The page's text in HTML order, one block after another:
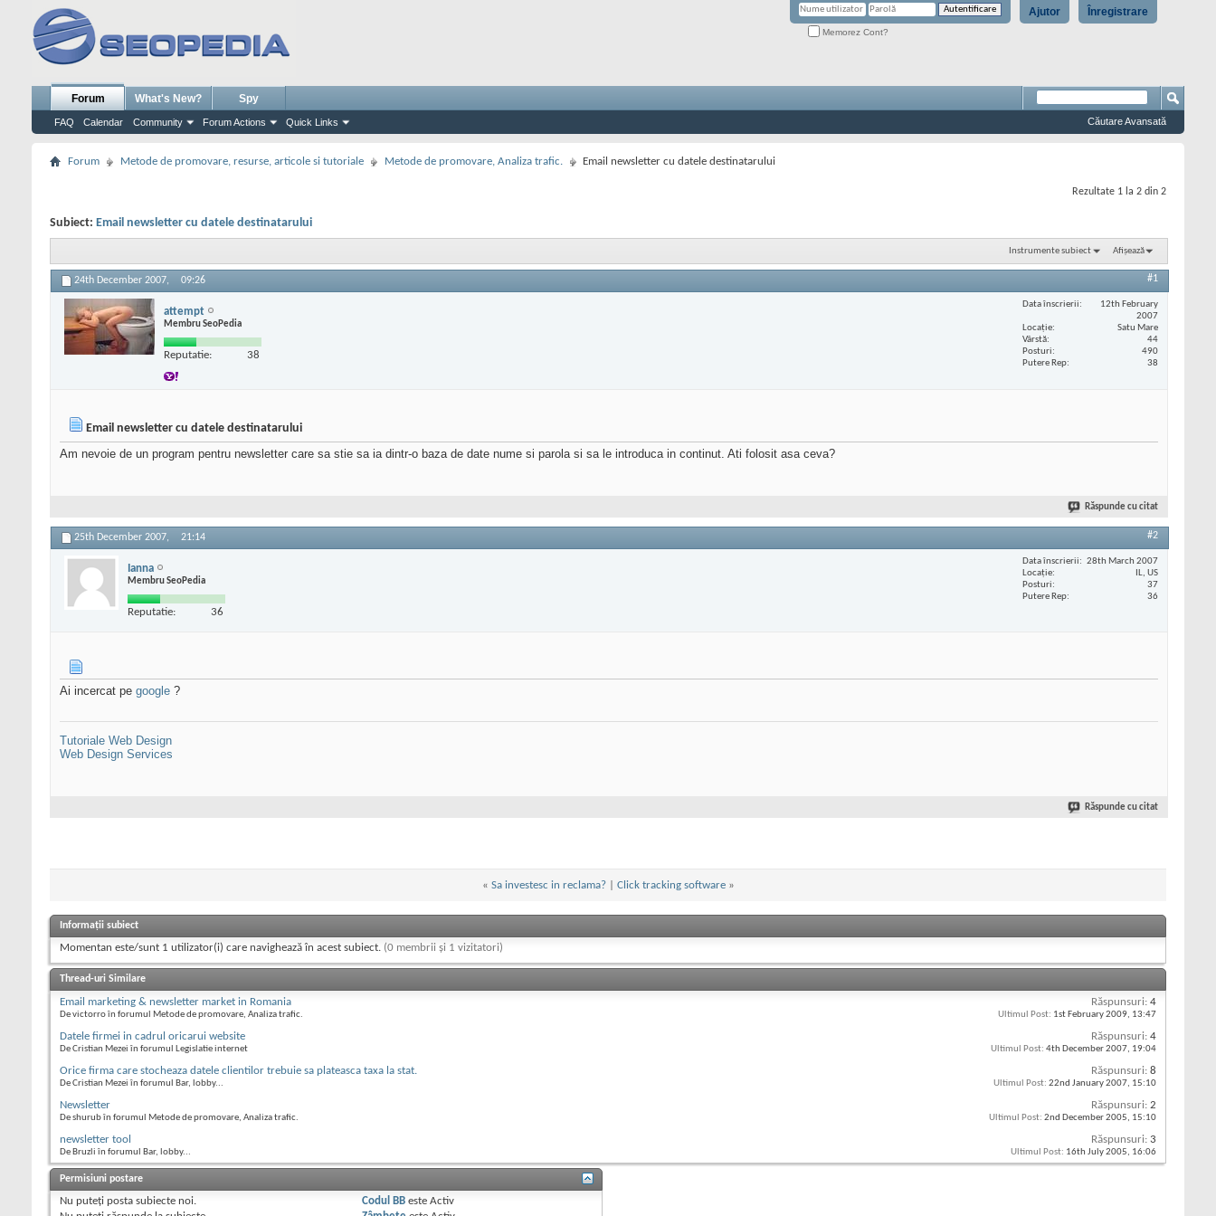
Înregistrare
Ajutor
Memorez Cont?
Forum
FAQ Calendar Community Forum Actions Quick Links
What's New? Spy
Căutare Avansată
Forum Metode de promovare, resurse, articole si tutoriale Metode de promovare, Analiza trafic. Email newsletter cu datele destinatarului
Rezultate 1 la 2 din 2
Subiect: Email newsletter cu datele destinatarului
Instrumente subiect Afișează
24th December 2007, 09:26 #1
attempt
Membru SeoPedia
Reputatie: 38
Data înscrierii
12th February
2007
Locaţie
Satu Mare
Vârstă
44
Posturi
490
Putere Rep
38
Email newsletter cu datele destinatarului
Am nevoie de un program pentru newsletter care sa stie sa ia dintr-o baza de date nume si parola si sa le introduca in continut. Ati folosit asa ceva?
Răspunde cu citat
25th December 2007, 21:14 #2
Ianna
Membru SeoPedia
Reputatie: 36
Data înscrierii
28th March 2007
Locaţie
IL, US
Posturi
37
Putere Rep
36
Ai incercat pe google ?
Tutoriale Web Design
Web Design Services
Răspunde cu citat
« Sa investesc in reclama?| Click tracking software »
Informații subiect
Momentan este/sunt 1 utilizator(i) care navighează în acest subiect. (0 membrii și 1 vizitatori)
Thread-uri Similare
Email marketing & newsletter market in Romania
De victorro în forumul Metode de promovare, Analiza trafic.
Răspunsuri: 4
Ultimul Post: 1st February 2009, 13:47
Datele firmei in cadrul oricarui website
De Cristian Mezei în forumul Legislatie internet
Răspunsuri: 4
Ultimul Post: 4th December 2007, 19:04
Orice firma care stocheaza datele clientilor trebuie sa plateasca taxa la stat.
De Cristian Mezei în forumul Bar, lobby...
Răspunsuri: 8
Ultimul Post: 22nd January 2007, 15:10
Newsletter
De shurub în forumul Metode de promovare, Analiza trafic.
Răspunsuri: 2
Ultimul Post: 2nd December 2005, 15:10
newsletter tool
De Bruzli în forumul Bar, lobby...
Răspunsuri: 3
Ultimul Post: 16th July 2005, 16:06
Permisiuni postare
Nu puteţi posta subiecte noi.
Codul BB esteActiv